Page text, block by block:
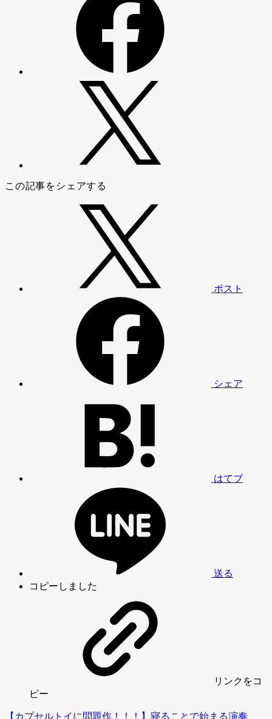
この記事をシェアする
ポスト
シェア
はてブ
送る
コピーしました
リンク をコ
ピー
【カプセルトイに問題作！！！】寝ることで始まる演奏